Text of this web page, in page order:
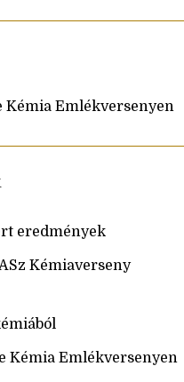
Kémia Emlékversenyen
eredmények
Kémiaverseny
Kémia Emlékversenyen